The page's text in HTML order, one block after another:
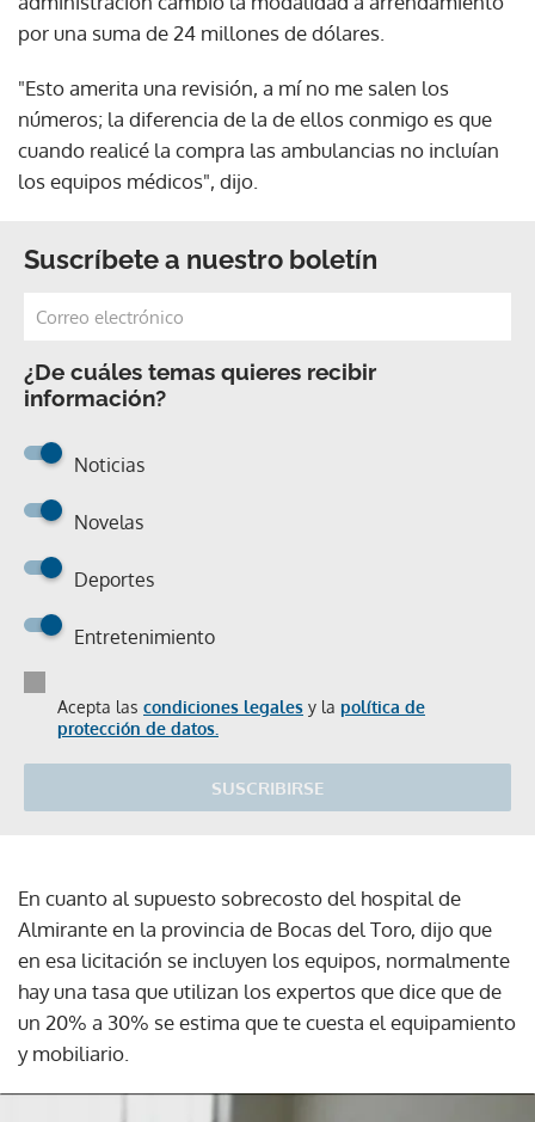
por una suma de 24 millones de dólares.
"Esto amerita una revisión, a mí no me salen los
números; la diferencia de la de ellos conmigo es que
cuando realicé la compra las ambulancias no incluían
los equipos médicos", dijo.
Suscríbete a nuestro boletín
¿De cuáles temas quieres recibir
información?
Noticias
Novelas
Deportes
Entretenimiento
Acepta las condiciones legales y la política de
protección de datos.
SUSCRIBIRSE
En cuanto al supuesto sobrecosto del hospital de
Almirante en la provincia de Bocas del Toro, dijo que
en esa licitación se incluyen los equipos, normalmente
hay una tasa que utilizan los expertos que dice que de
un 20% a 30% se estima que te cuesta el equipamiento
y mobiliario.